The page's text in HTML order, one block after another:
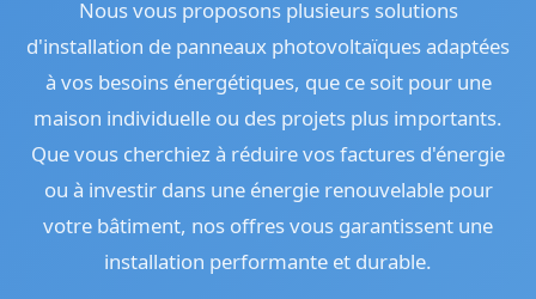
Nous vous proposons plusieurs solutions
d'installation de panneaux photovoltaïques adaptées
à vos besoins énergétiques, que ce soit pour une
maison individuelle ou des projets plus importants.
Que vous cherchiez à réduire vos factures d'énergie
ou à investir dans une énergie renouvelable pour
votre bâtiment, nos offres vous garantissent une
installation performante et durable.